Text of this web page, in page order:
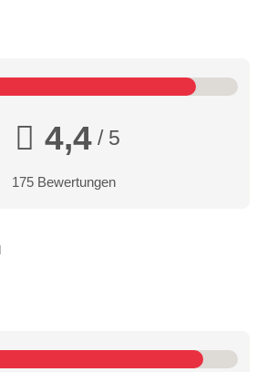
4,4/ 5
175 Bewertungen